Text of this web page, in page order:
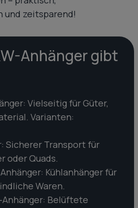
zeitsparend!
Anhänger gibt
Vielseitig für Güter,
Varianten:
Sicherer Transport für
oder Quads.
Kühlanhänger für
Waren.
Belüftete